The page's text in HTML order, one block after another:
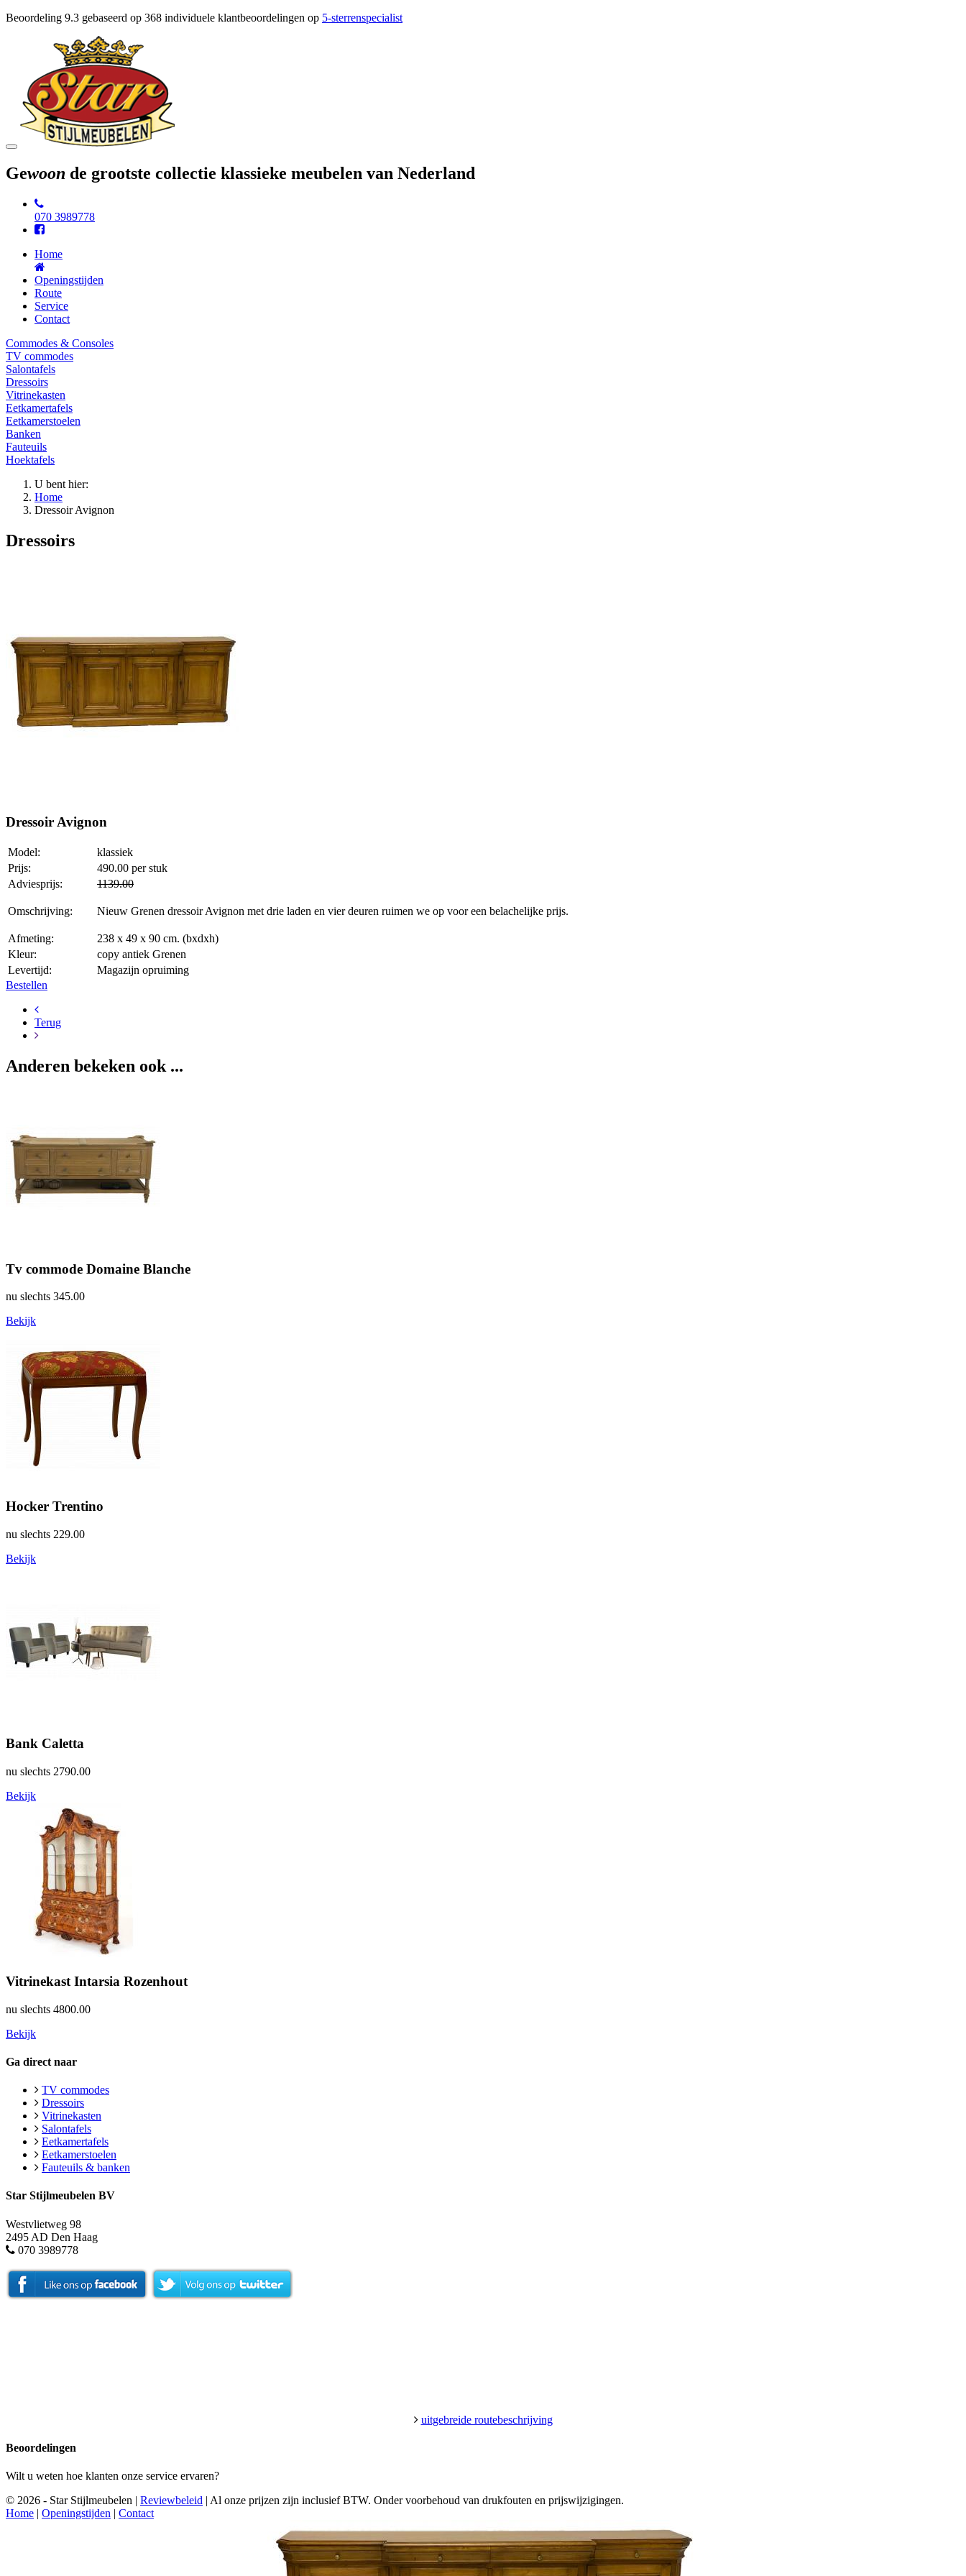
Beoordeling 9.3 gebaseerd op 368 individuele klantbeoordelingen op 5-sterrenspecialist
Toggle
Gewoon de grootste collectie klassieke meubelen van Nederland
070 3989778
Home
Openingstijden
Route
Service
Contact
Commodes & Consoles
TV commodes
Salontafels
Dressoirs
Vitrinekasten
Eetkamertafels
Eetkamerstoelen
Banken
Fauteuils
Hoektafels
U bent hier:
Home
Dressoir Avignon
Dressoirs
Dressoir Avignon
Model:
klassiek
Prijs:
490.00 per stuk
Adviesprijs:
1139.00
Omschrijving: Nieuw Grenen dressoir Avignon met drie laden en vier deuren ruimen we op voor een belachelijke prijs.
Afmeting:
238 x 49 x 90 cm. (bxdxh)
Kleur:
copy antiek Grenen
Levertijd:
Magazijn opruiming
Bestellen
Terug
Anderen bekeken ook ...
Tv commode Domaine Blanche
nu slechts 345.00
Bekijk
Hocker Trentino
nu slechts 229.00
Bekijk
Bank Caletta
nu slechts 2790.00
Bekijk
Vitrinekast Intarsia Rozenhout
nu slechts 4800.00
Bekijk
Ga direct naar
TV commodes
Dressoirs
Vitrinekasten
Salontafels
Eetkamertafels
Eetkamerstoelen
Fauteuils & banken
Star Stijlmeubelen BV
Westvlietweg 98
2495 AD Den Haag
070 3989778
uitgebreide routebeschrijving
Beoordelingen
Wilt u weten hoe klanten onze service ervaren?
© 2026 - Star Stijlmeubelen | Reviewbeleid | Al onze prijzen zijn inclusief BTW. Onder voorbehoud van drukfouten en prijswijzigingen.
Home | Openingstijden | Contact